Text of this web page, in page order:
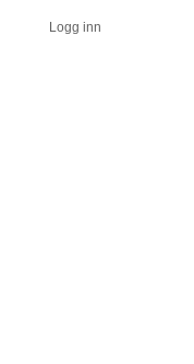
Logg inn